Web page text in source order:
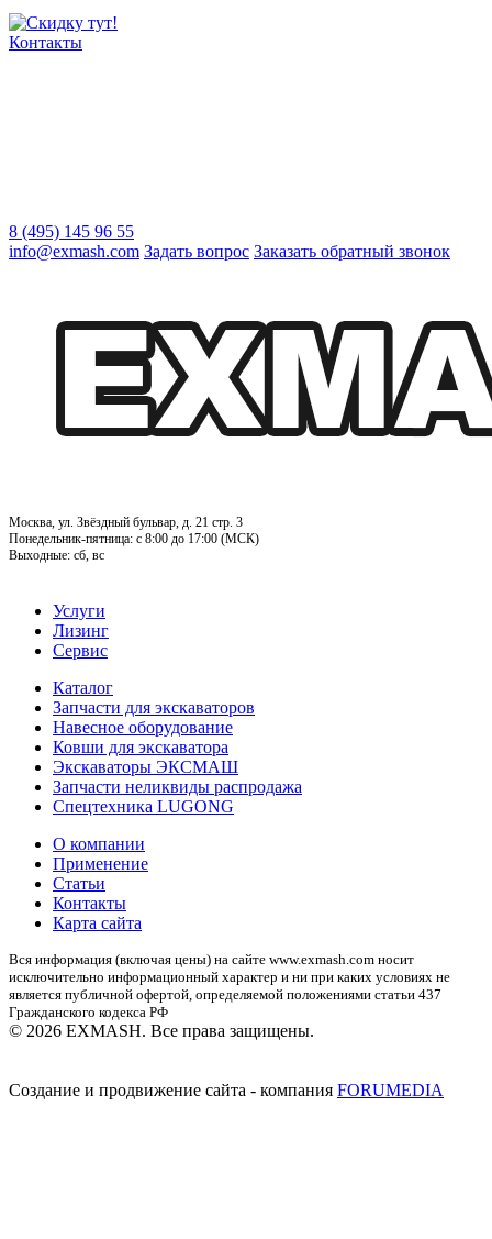
Контакты
8 (495) 145 96 55
info@exmash.com Задать вопрос Заказать обратный звонок
Москва, ул. Звёздный бульвар, д. 21 стр. 3
Понедельник-пятница: c 8:00 до 17:00 (МСК)
Выходные: сб, вс
Услуги
Лизинг
Сервис
Каталог
Запчасти для экскаваторов
Навесное оборудование
Ковши для экскаватора
Экскаваторы ЭКСМАШ
Запчасти неликвиды распродажа
Спецтехника LUGONG
О компании
Применение
Статьи
Контакты
Карта сайта
Вся информация (включая цены) на сайте www.exmash.com носит
исключительно информационный характер и ни при каких условиях не
является публичной офертой, определяемой положениями статьи 437
Гражданского кодекса РФ
© 2026 EXMASH. Все права защищены.
Создание и продвижение сайта - компания FORUMEDIA